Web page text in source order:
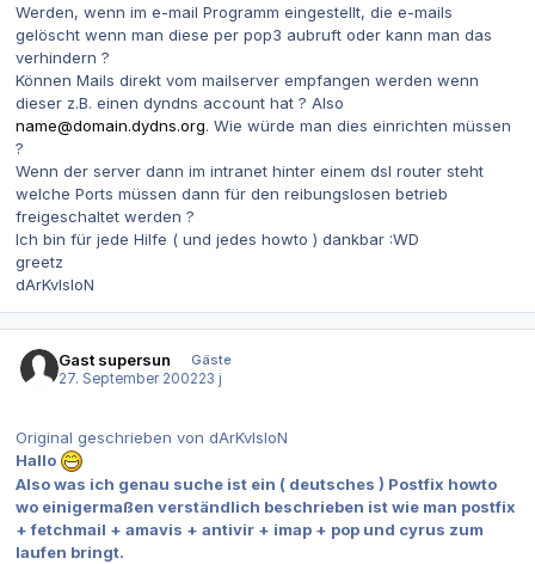
Werden, wenn im e-mail Programm eingestellt, die e-mails
gelöscht wenn man diese per pop3 aubruft oder kann man das
verhindern ?
Können Mails direkt vom mailserver empfangen werden wenn
dieser z.B. einen dyndns account hat ? Also
name@domain.dydns.org. Wie würde man dies einrichten müssen
?
Wenn der server dann im intranet hinter einem dsl router steht
welche Ports müssen dann für den reibungslosen betrieb
freigeschaltet werden ?
Ich bin für jede Hilfe ( und jedes howto ) dankbar :WD
greetz
dArKvIsIoN
Gast supersun
Gäste
27. September 200223 j
Original geschrieben von dArKvIsIoN
Hallo
Also was ich genau suche ist ein ( deutsches ) Postfix howto
wo einigermaßen verständlich beschrieben ist wie man postfix
+ fetchmail + amavis + antivir + imap + pop und cyrus zum
laufen bringt.